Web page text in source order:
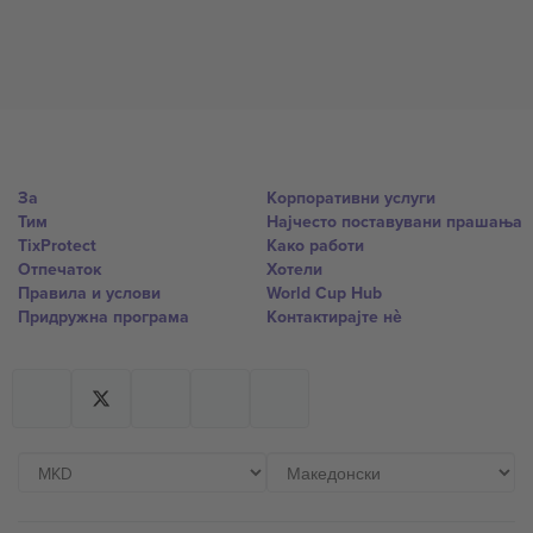
За
Тим
TixProtect
Отпечаток
Правила и услови
Придружна програма
Корпоративни услуги
Најчесто поставувани прашања
Како работи
Хотели
World Cup Hub
Контактирајте нѐ